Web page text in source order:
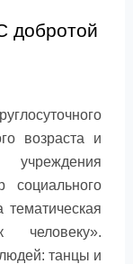
добротой
возраста и
учреждения
социального
танцы и